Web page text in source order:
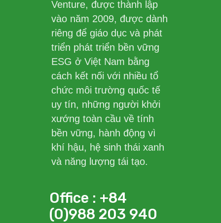
Venture, được thành lập
vào năm 2009, được dành
riêng để giáo dục và phát
triển phát triển bền vững
ESG ở Việt Nam bằng
cách kết nối với nhiều tổ
chức môi trường quốc tế
uy tín, những người khởi
xướng toàn cầu về tính
bền vững, hành động vì
khí hậu, hệ sinh thái xanh
và năng lượng tái tạo.
Office : +84
(0)988 203 940